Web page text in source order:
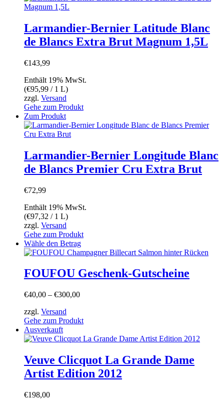
Larmandier-Bernier Latitude Blanc
de Blancs Extra Brut Magnum 1,5L
€143,99
Enthält 19% MwSt.
(€95,99 / 1 L)
zzgl. Versand
Gehe zum Produkt
Zum Produkt
Larmandier-Bernier Longitude Blanc
de Blancs Premier Cru Extra Brut
€72,99
Enthält 19% MwSt.
(€97,32 / 1 L)
zzgl. Versand
Gehe zum Produkt
Wähle den BetragDieses
Produkt
mehrere
Varianten
auf
Produktseite
werden
FOUFOU Geschenk-Gutscheine
€40,00 – €300,00Preisspanne:
€300,00
zzgl. Versand
Gehe zum Produkt
Ausverkauft
Veuve Clicquot La Grande Dame
Artist Edition 2012
€198,00